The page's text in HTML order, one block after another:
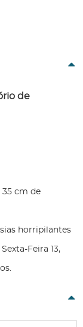
de
35 cm de
horripilantes
Feira 13,